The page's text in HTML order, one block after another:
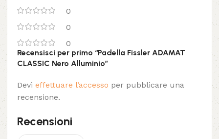
0
0
0
Recensioni
Recensisci per primo “Padella Fissler ADAMAT
CLASSIC Nero Alluminio”
Devi effettuare l’accesso per pubblicare una
recensione.